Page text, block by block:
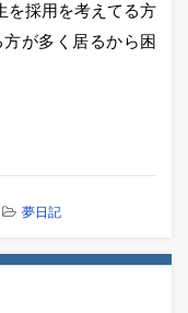
を採用を考えてる方
が多く居るから困
夢日記